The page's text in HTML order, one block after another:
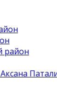
район